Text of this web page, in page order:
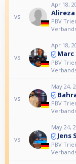
vs
Apr 18,
Alireza
PBV
vs
Apr 18,
Marc
PBV
vs
May 24,
PBV
vs
May 24,
Jens
PBV